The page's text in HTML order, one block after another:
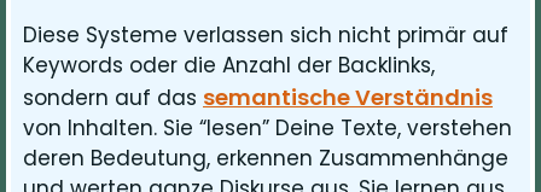
Diese Systeme verlassen sich nicht primär auf
Keywords oder die Anzahl der Backlinks,
sondern auf das semantische Verständnis
von Inhalten. Sie “lesen” Deine Texte, verstehen
deren Bedeutung, erkennen Zusammenhänge